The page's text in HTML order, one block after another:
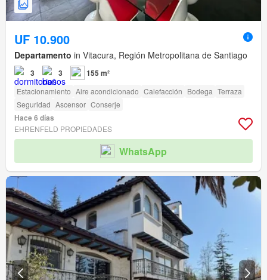
UF 10.900
Departamento in Vitacura, Región Metropolitana de Santiago
3 3 155 m²
Estacionamiento Aire acondicionado Calefacción Bodega Terraza
Seguridad Ascensor Conserje
Hace 6 días
EHRENFELD PROPIEDADES
WhatsApp